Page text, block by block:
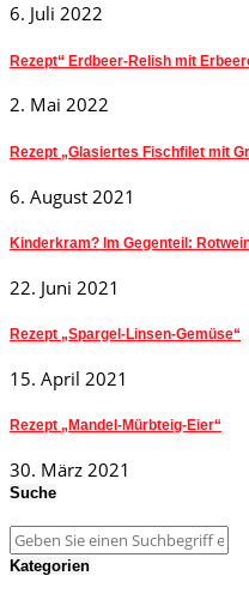
6. Juli 2022
Rezept“ Erdbeer-Relish mit
2. Mai 2022
Rezept „Glasiertes Fischfilet mit
6. August 2021
Kinderkram? Im Gegenteil:
22. Juni 2021
Rezept „Spargel-Linsen-Gemüse“
15. April 2021
Rezept „Mandel-Mürbteig-Eier“
30. März 2021
Suche
Kategorien